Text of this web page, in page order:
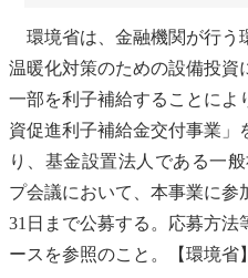
環境省は、金融機関が行う
温暖化対策のための設備投資
一部を利子補給することによ
資促進利子補給金交付事業」
り、基金設置法人である一
プ会議において、本事業に参
31日まで公募する。応募方法
ースを参照のこと。【環境省】